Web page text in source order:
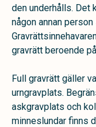
den underhålls. Det
någon annan
gravrätt beroende
Full gravrätt gäller
urngravplats.
askgravplats och
minneslundar finns